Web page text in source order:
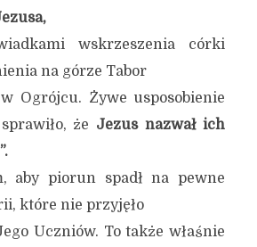
wskrzeszenia córki
na górze Tabor
Ogrójcu. Żywe usposobienie
że Jezus nazwał ich
aby piorun spadł na pewne
które nie przyjęło
Uczniów. To także właśnie